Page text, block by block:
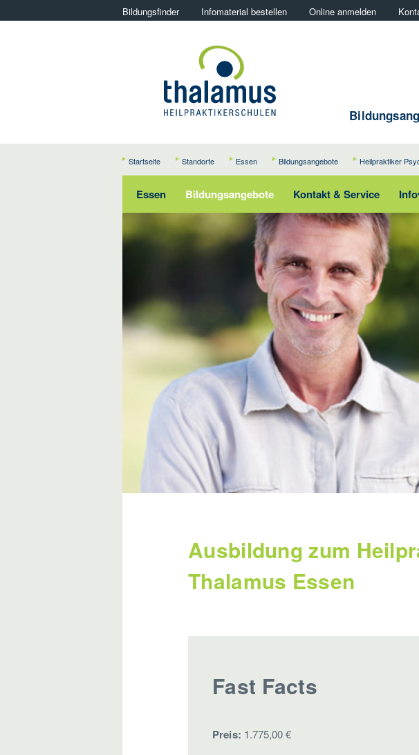
Bildungsfinder Infomaterial bestellen Online anmelden
Startseite Standorte Essen Bildungsangebote Heilpraktiker
Essen Bildungsangebote Kontakt & Service
Ausbildung zum
Thalamus Essen
Fast Facts
Preis: 1.775,00 €